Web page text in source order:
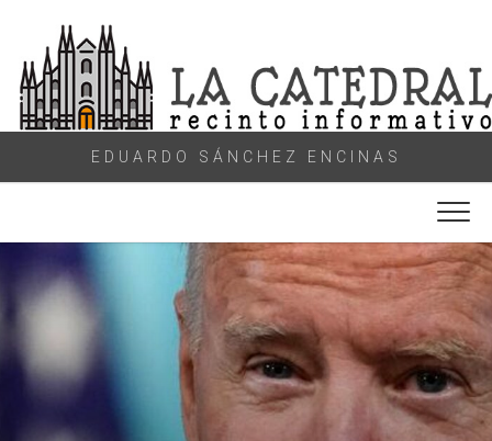
content
EDUARDO SÁNCHEZ ENCINAS